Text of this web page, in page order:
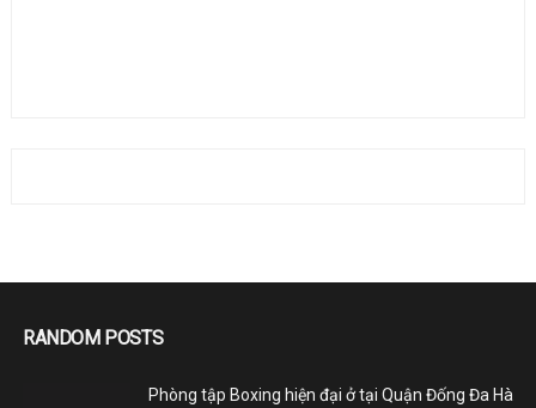
RANDOM POSTS
Phòng tập Boxing hiện đại ở tại Quận Đống Đa Hà